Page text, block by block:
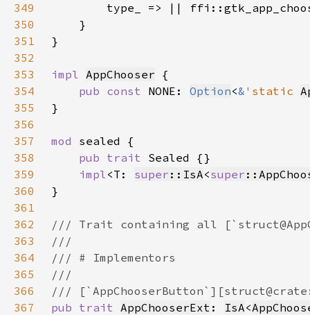
349
350
351
352
353
impl AppChooser
354
pub const NONE: Option<& 'static
355
356
357
mod
358
pub trait
359
impl<T: super ::IsA<super
360
361
362
363
364
365
366
367
pub trait AppChooserExt : IsA<